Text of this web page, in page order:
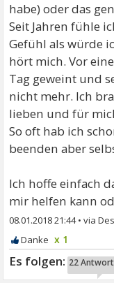
habe) oder das
Seit Jahren fühle
Gefühl als würde
hört mich. Vor
Tag geweint und
nicht mehr. Ich
lieben und für
So oft hab ich
beenden aber
Ich hoffe einfach
mir helfen kann
08.01.2018 21:44•
x 1
22